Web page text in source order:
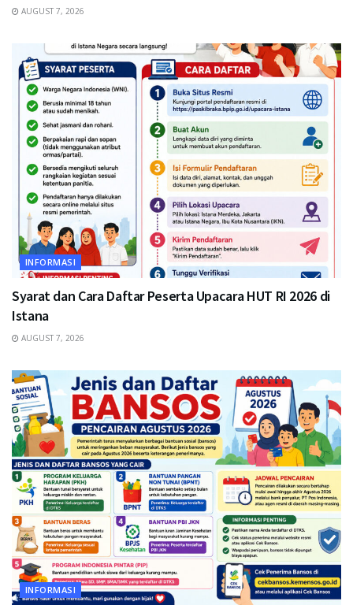
AUGUST 7, 2026
INFORMASI
Syarat dan Cara Daftar Peserta Upacara HUT RI 2026 di
Istana
AUGUST 7, 2026
INFORMASI